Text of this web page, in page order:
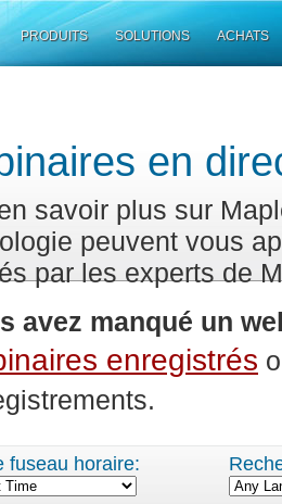
PRODUITS SOLUTIONS ACHATS
en
savoir plus sur
peuvent vous
par les experts de
avez manqué un
enregistrés
fuseau horaire: